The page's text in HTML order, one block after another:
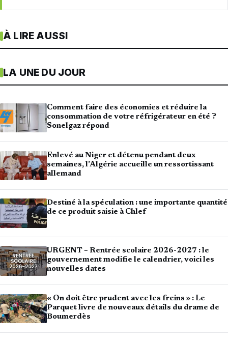
À LIRE AUSSI
LA UNE DU JOUR
Comment faire des économies et réduire la
consommation de votre réfrigérateur en été ?
Sonelgaz répond
Enlevé au Niger et détenu pendant deux
semaines, l’Algérie accueille un ressortissant
allemand
Destiné à la spéculation : une importante quantité
de ce produit saisie à Chlef
URGENT – Rentrée scolaire 2026-2027 : le
gouvernement modifie le calendrier, voici les
nouvelles dates
« On doit être prudent avec les freins » : Le
Parquet livre de nouveaux détails du drame de
Boumerdès